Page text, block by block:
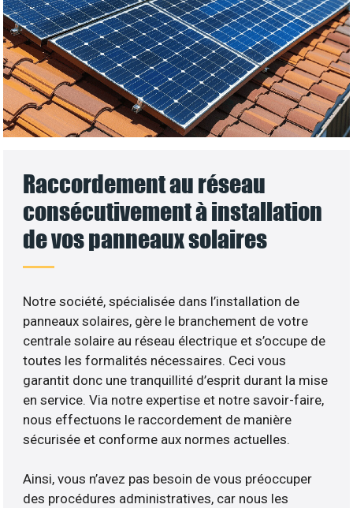
Raccordement au réseau
consécutivement à installation
de vos panneaux solaires
Notre société, spécialisée dans l’installation de
panneaux solaires, gère le branchement de votre
centrale solaire au réseau électrique et s’occupe de
toutes les formalités nécessaires. Ceci vous
garantit donc une tranquillité d’esprit durant la mise
en service. Via notre expertise et notre savoir-faire,
nous effectuons le raccordement de manière
sécurisée et conforme aux normes actuelles.
Ainsi, vous n’avez pas besoin de vous préoccuper
des procédures administratives, car nous les